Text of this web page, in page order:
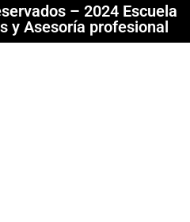
– 2024 Escuela
y Asesoría profesional